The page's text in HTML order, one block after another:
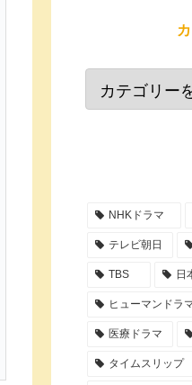
NHKドラマ
テレビ朝日
TBS 日
ヒューマンドラ
医療ドラマ
タイムスリップ